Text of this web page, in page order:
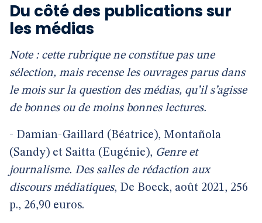
Du côté des publications sur
les médias
Note : cette rubrique ne constitue pas une
sélection, mais recense les ouvrages parus dans
le mois sur la question des médias, qu’il s’agisse
de bonnes ou de moins bonnes lectures.
- Damian-Gaillard (Béatrice), Montañola
(Sandy) et Saitta (Eugénie), Genre et
journalisme. Des salles de rédaction aux
discours médiatiques, De Boeck, août 2021, 256
p., 26,90 euros.